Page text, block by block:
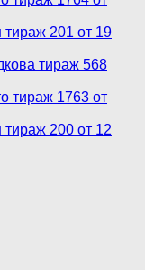
тираж 201 от 19
тираж 568
тираж 1763 от
200 от 12